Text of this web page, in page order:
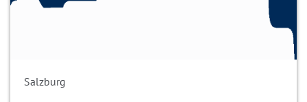
Salzburg